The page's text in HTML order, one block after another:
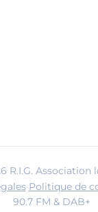
R.I.G. Association
·Politique de
90.7 FM & DAB+